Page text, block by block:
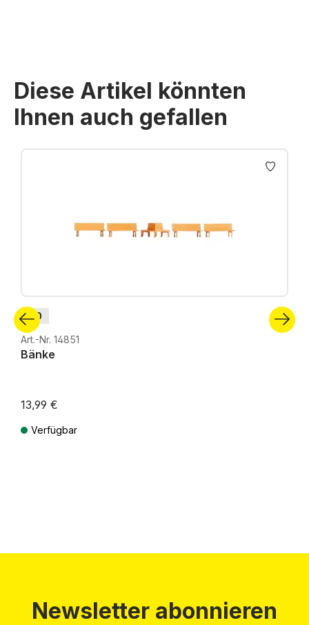
Diese Artikel könnten
Ihnen auch gefallen
Produktgalerie überspringen
H0
Art.-Nr. 14851
Bänke
13,99 €
Verfügbar
Newsletter abonnieren